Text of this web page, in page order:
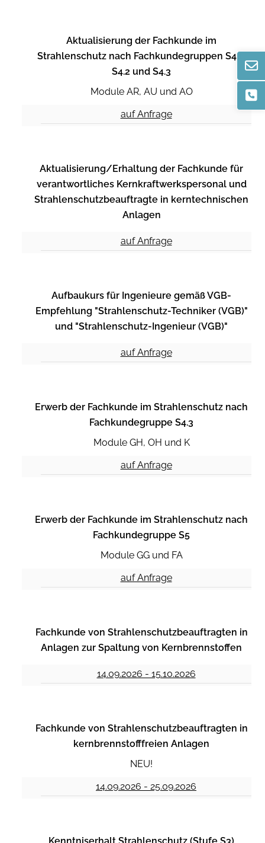
Aktualisierung der Fachkunde im
Strahlenschutz nach Fachkundegruppen S4.1,
S4.2 und S4.3
Module AR, AU und AO
auf Anfrage
Aktualisierung/Erhaltung der Fachkunde für
verantwortliches Kernkraftwerkspersonal und
Strahlenschutzbeauftragte in kerntechnischen
Anlagen
auf Anfrage
Aufbaukurs für Ingenieure gemäß VGB-
Empfehlung "Strahlenschutz-Techniker (VGB)"
und "Strahlenschutz-Ingenieur (VGB)"
auf Anfrage
Erwerb der Fachkunde im Strahlenschutz nach
Fachkundegruppe S4.3
Module GH, OH und K
auf Anfrage
Erwerb der Fachkunde im Strahlenschutz nach
Fachkundegruppe S5
Module GG und FA
auf Anfrage
Fachkunde von Strahlenschutzbeauftragten in
Anlagen zur Spaltung von Kernbrennstoffen
14.09.2026 - 15.10.2026
Fachkunde von Strahlenschutzbeauftragten in
kernbrennstofffreien Anlagen
NEU!
14.09.2026 - 25.09.2026